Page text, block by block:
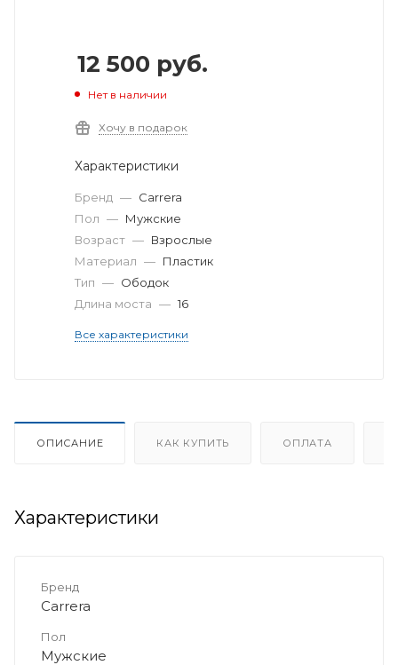
12 500 руб.
Нет в наличии
Хочу в подарок
Характеристики
Бренд — Carrera
Пол — Мужские
Возраст — Взрослые
Материал — Пластик
Тип — Ободок
Длина моста — 16
Все характеристики
ОПИСАНИЕ КАК КУПИТЬ ОПЛАТА
Характеристики
Бренд
Carrera
Пол
Мужские